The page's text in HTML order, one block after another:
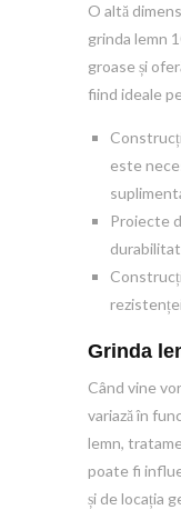
O altă
grinda lemn
groase și
fiind ideale
este
Proiecte
Grinda
Când vine
variază în
lemn,
poate fi
și de locația